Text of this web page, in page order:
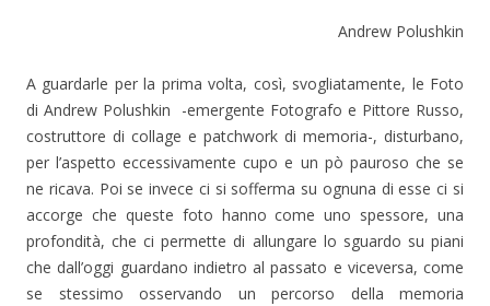
Andrew Polushkin
A guardarle per la prima volta, così, svogliatamente, le Foto
di Andrew Polushkin -emergente Fotografo e Pittore Russo,
costruttore di collage e patchwork di memoria-, disturbano,
per l’aspetto eccessivamente cupo e un pò pauroso che se
ne ricava. Poi se invece ci si sofferma su ognuna di esse ci si
accorge che queste foto hanno come uno spessore, una
profondità, che ci permette di allungare lo sguardo su piani
che dall’oggi guardano indietro al passato e viceversa, come
se stessimo osservando un percorso della memoria